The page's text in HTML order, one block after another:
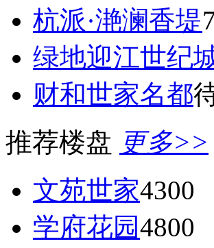
杭派·滟澜香堤
绿地迎江世纪
财和世家名都
推荐楼盘 更多>>
文苑世家4300
学府花园4800